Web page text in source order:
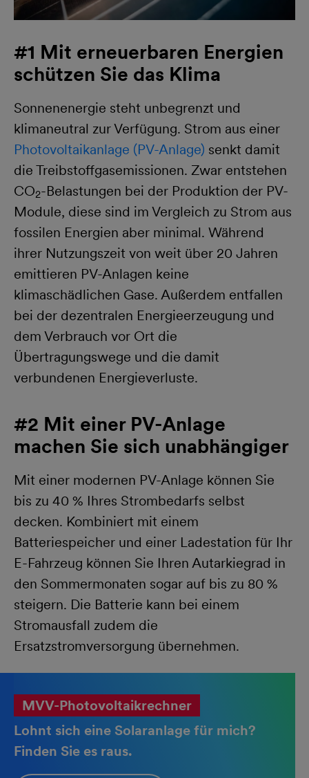
#1 Mit erneuerbaren Energien
schützen Sie das Klima
Sonnenenergie steht unbegrenzt und
klimaneutral zur Verfügung. Strom aus einer
Photovoltaikanlage (PV-Anlage) senkt damit
die Treibstoffgasemissionen. Zwar entstehen
CO2-Belastungen bei der Produktion der PV-
Module, diese sind im Vergleich zu Strom aus
fossilen Energien aber minimal. Während
ihrer Nutzungszeit von weit über 20 Jahren
emittieren PV-Anlagen keine
klimaschädlichen Gase. Außerdem entfallen
bei der dezentralen Energieerzeugung und
dem Verbrauch vor Ort die
Übertragungswege und die damit
verbundenen Energieverluste.
#2 Mit einer PV-Anlage
machen Sie sich unabhängiger
Mit einer modernen PV-Anlage können Sie
bis zu 40 % Ihres Strombedarfs selbst
decken. Kombiniert mit einem
Batteriespeicher und einer Ladestation für Ihr
E-Fahrzeug können Sie Ihren Autarkiegrad in
den Sommermonaten sogar auf bis zu 80 %
steigern. Die Batterie kann bei einem
Stromausfall zudem die
Ersatzstromversorgung übernehmen.
MVV-Photovoltaikrechner
Lohnt sich eine Solaranlage für mich?
Finden Sie es raus.